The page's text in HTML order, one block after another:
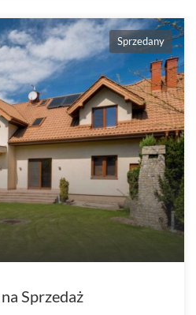
Sprzedany
Sprzedaż